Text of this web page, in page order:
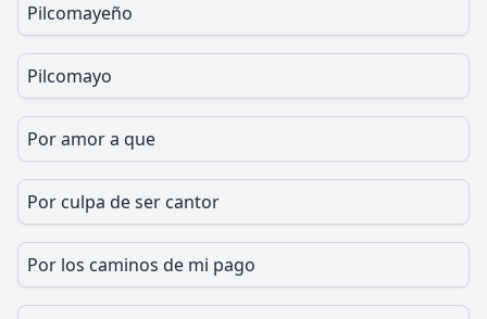
Pilcomayeño
Pilcomayo
Por amor a que
Por culpa de ser cantor
Por los caminos de mi pago